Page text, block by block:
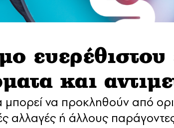
ευερέθιστου
και
να προκληθούν από
αλλαγές ή άλλους